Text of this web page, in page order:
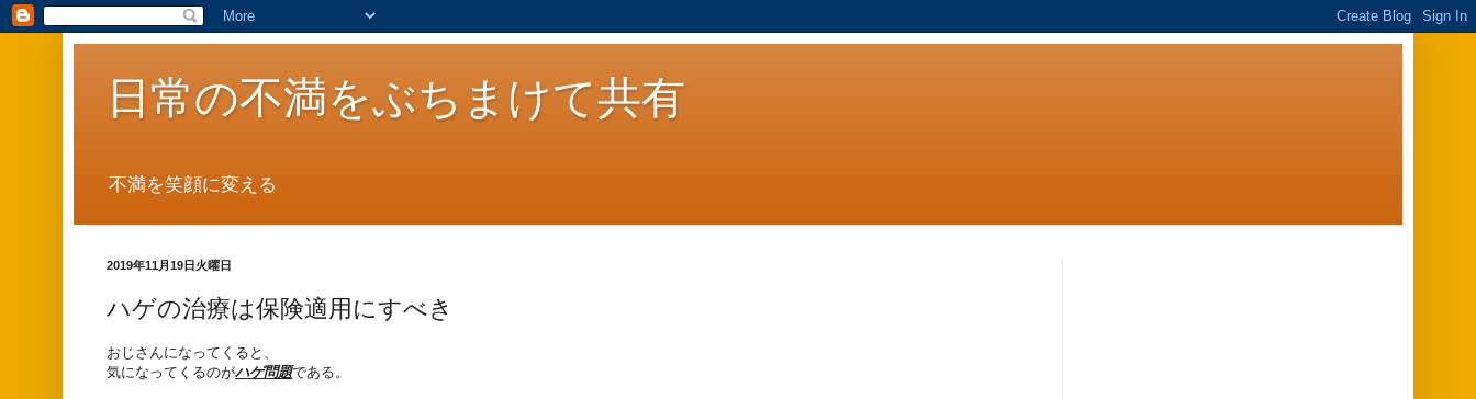
日常の不満をぶちまけて共有
不満を笑顔に変える
2019年11月19日火曜日
ハゲの治療は保険適用にすべき
おじさんになってくると、
気になってくるのがハゲ問題である。